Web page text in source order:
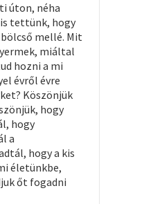
úton, néha
tettünk, hogy
mellé. Mit
miáltal
hozni a mi
évről évre
Köszönjük
hogy
hogy
a
hogy a kis
életünkbe,
őt fogadni